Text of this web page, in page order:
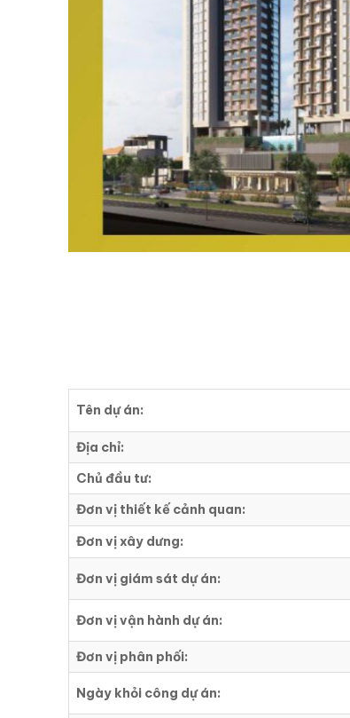
Tên dự án:
Địa chỉ:
Chủ đầu tư:
Đơn vị thiết kế cảnh quan:
Đơn vị xây dưng:
Đơn vị giám sát dự án:
Đơn vị vận hành dự án:
Đơn vị phân phối:
Ngày khỏi công dự án: